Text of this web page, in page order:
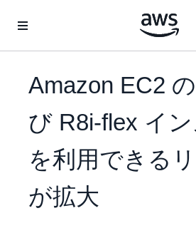
Amazon EC2
び R8i-flex イ
を利用できる
が拡大